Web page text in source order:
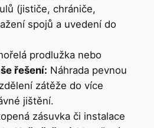
(jističe, chrániče,
spojů a uvedení do
prodlužka nebo
řešení: Náhrada pevnou
zátěže do více
jištění.
zásuvka či instalace